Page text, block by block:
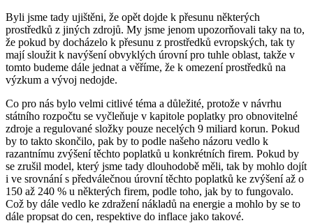
Byli jsme tady ujištěni, že opět dojde k přesunu některých
prostředků z jiných zdrojů. My jsme jenom upozorňovali taky na to,
že pokud by docházelo k přesunu z prostředků evropských, tak ty
mají sloužit k navýšení obvyklých úrovní pro tuhle oblast, takže v
tomto budeme dále jednat a věříme, že k omezení prostředků na
výzkum a vývoj nedojde.
Co pro nás bylo velmi citlivé téma a důležité, protože v návrhu
státního rozpočtu se vyčleňuje v kapitole poplatky pro obnovitelné
zdroje a regulované složky pouze necelých 9 miliard korun. Pokud
by to takto skončilo, pak by to podle našeho názoru vedlo k
razantnímu zvýšení těchto poplatků u konkrétních firem. Pokud by
se zrušil model, který jsme tady dlouhodobě měli, tak by mohlo dojít
i ve srovnání s předválečnou úrovní těchto poplatků ke zvýšení až o
150 až 240 % u některých firem, podle toho, jak by to fungovalo.
Což by dále vedlo ke zdražení nákladů na energie a mohlo by se to
dále propsat do cen, respektive do inflace jako takové.